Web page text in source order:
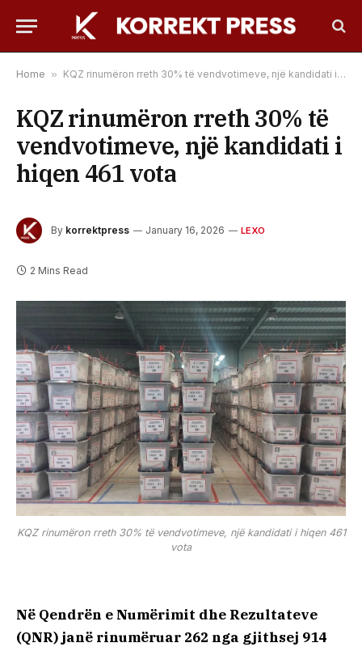
Home » KQZ rinumëron rreth 30% të vendvotimeve, një kandidati i hiqen 461 vota
KQZ rinumëron rreth 30% të
vendvotimeve, një kandidati i
hiqen 461 vota
By korrektpress January 16, 2026 LEXO
2 Mins Read
KQZ rinumëron rreth 30% të vendvotimeve, një kandidati i hiqen 461
vota
Në Qendrën e Numërimit dhe Rezultateve
(QNR) janë rinumëruar 262 nga gjithsej 914